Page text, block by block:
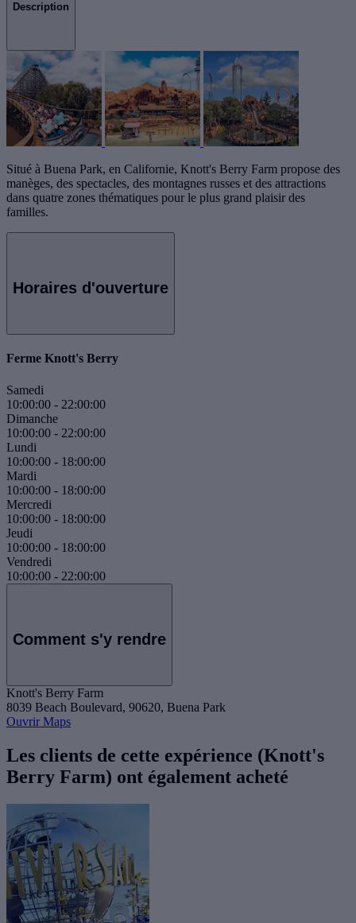
Description
Situé à Buena Park, en Californie, Knott's Berry Farm propose des
manèges, des spectacles, des montagnes russes et des attractions
dans quatre zones thématiques pour le plus grand plaisir des
familles.
Horaires d'ouverture
Ferme Knott's Berry
Samedi
10:00:00 - 22:00:00
Dimanche
10:00:00 - 22:00:00
Lundi
10:00:00 - 18:00:00
Mardi
10:00:00 - 18:00:00
Mercredi
10:00:00 - 18:00:00
Jeudi
10:00:00 - 18:00:00
Vendredi
10:00:00 - 22:00:00
Comment s'y rendre
Knott's Berry Farm
8039 Beach Boulevard, 90620, Buena Park
Ouvrir Maps
Les clients de cette expérience (Knott's
Berry Farm) ont également acheté